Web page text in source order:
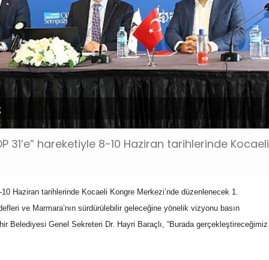
31’e” hareketiyle 8-10 Haziran tarihlerinde Kocaeli
Haziran tarihlerinde Kocaeli Kongre Merkezi’nde düzenlenecek 1.
ve Marmara’nın sürdürülebilir geleceğine yönelik vizyonu basın
Belediyesi Genel Sekreteri Dr. Hayri Baraçlı, “Burada gerçekleştireceğimiz